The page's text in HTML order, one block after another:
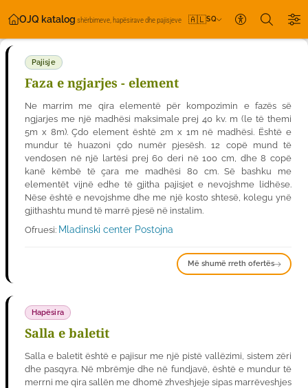
OJQ katalog shërbimeve, hapësirave dhe pajisjeve 🇦🇱SQ
Cilësimet e
Pajisje
Faza e ngjarjes - element
Ne marrim me qira elementë për kompozimin e fazës së
ngjarjes me një madhësi maksimale prej 40 kv. m (le të themi
5m x 8m). Çdo element është 2m x 1m në madhësi. Është e
mundur të huazoni çdo numër pjesësh. 12 copë mund të
vendosen në një lartësi prej 60 deri në 100 cm, dhe 8 copë
kanë këmbë të çara me madhësi 80 cm. Së bashku me
elementët vijnë edhe të gjitha pajisjet e nevojshme lidhëse.
Nëse është e nevojshme dhe me një kosto shtesë, kolegu ynë
gjithashtu mund të marrë pjesë në instalim.
Ofruesi: Mladinski center Postojna
Më shumë rreth ofertës
Hapësira
Salla e baletit
Salla e baletit është e pajisur me një pistë vallëzimi, sistem zëri
dhe pasqyra. Në mbrëmje dhe në fundjavë, është e mundur të
merrni me qira sallën me dhomë zhveshjeje sipas marrëveshjes